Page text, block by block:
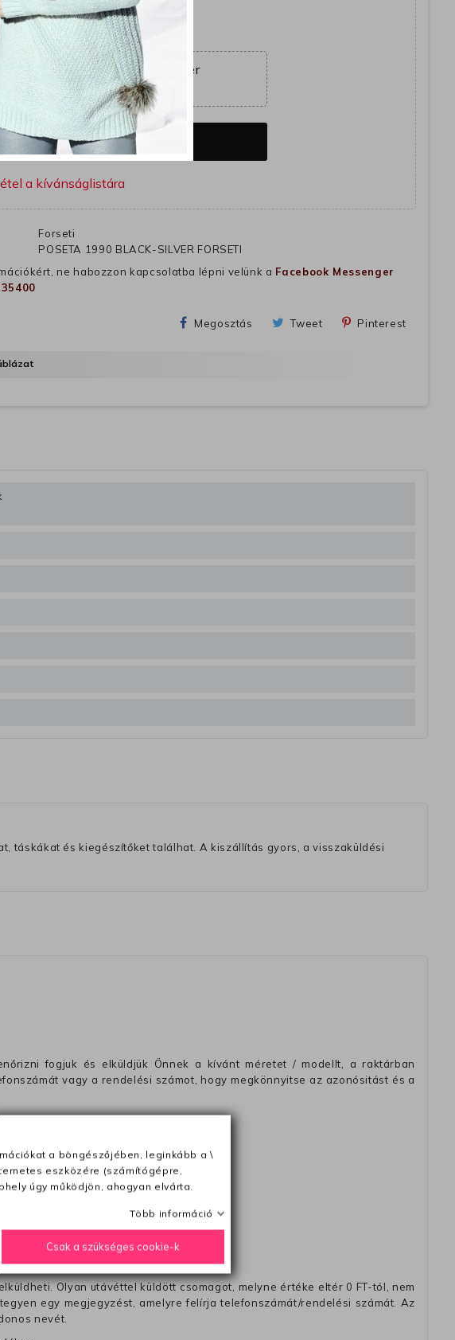
FtAdóval együtt
A különleges ajánlat véget ér
napok 05:16:47
shopping_cartKOSÁRBA
Forseti
POSETA 1990 BLACK-SILVER FORSETI
ne habozzon kapcsolatba lépni velünk a Facebook Messenger
Megosztás Tweet Pinterest
táskákat és kiegészítőket találhat. A kiszállítás gyors, a visszaküldési
fogjuk és elküldjük Önnek a kívánt méretet / modellt, a raktárban
vagy a rendelési számot, hogy megkönnyitse az azonósitást és a
megerősítésétől számítva
Olyan utávéttel küldött csomagot, melyne értéke eltér 0 FT-tól, nem
egy megjegyzést, amelyre felírja telefonszámát/rendelési számát. Az
nevét.
a böngészőjében, leginkább a \
eszközére (számítógépre,
úgy működjön, ahogyan elvárta.
Több információ
Csak a szükséges cookie-k